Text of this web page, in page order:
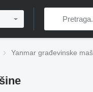
Yanmar građevinske